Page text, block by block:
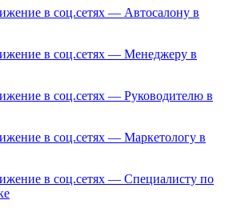
в соц.сетях — Автосалону в
в соц.сетях — Менеджеру в
в соц.сетях — Руководителю в
в соц.сетях — Маркетологу в
в соц.сетях — Специалисту по